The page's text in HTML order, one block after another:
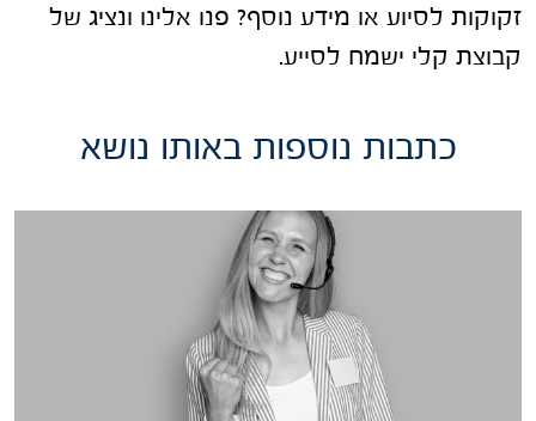
זקוקות לסיוע או מידע נוסף? פנו אלינו ונציג של
קבוצת קלי ישמח לסייע.
כתבות נוספות באותו נושא